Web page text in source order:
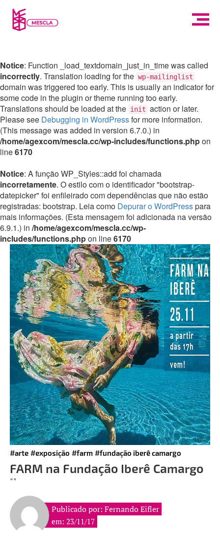
Notice: Function _load_textdomain_just_in_time was called
incorrectly. Translation loading for the wp-mailinglist
domain was triggered too early. This is usually an indicator for
some code in the plugin or theme running too early.
Translations should be loaded at the init action or later.
Please see Debugging in WordPressfor more information.
(This message was added in version 6.7.0.) in
/home/agexcom/mescla.cc/wp-includes/functions.phpon
line6170
Notice: A função WP_Styles::add foi chamada
incorretamente. O estilo com o identificador "bootstrap-
datepicker" foi enfileirado com dependências que não estão
registradas: bootstrap. Leia como Depurar o WordPresspara
mais informações. (Esta mensagem foi adicionada na versão
6.9.1.) in /home/agexcom/mescla.cc/wp-
includes/functions.phpon line6170
#arte #exposição #farm #fundação iberê camargo
FARM na Fundação Iberê Camargo
""
Publicado por: Fernando Eifler
em: 23/11/17